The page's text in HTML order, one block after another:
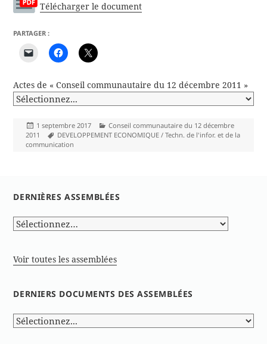
Télécharger le document
PARTAGER :
Actes de « Conseil communautaire du 12 décembre 2011 »
Publié
le
1 septembre 2017 Catégories
Conseil communautaire du 12 décembre
2011
Mots-
clés
DEVELOPPEMENT ECONOMIQUE / Techn. de l'infor. et de la
communication
DERNIÈRES ASSEMBLÉES
Voir toutes les assemblées
DERNIERS DOCUMENTS DES ASSEMBLÉES